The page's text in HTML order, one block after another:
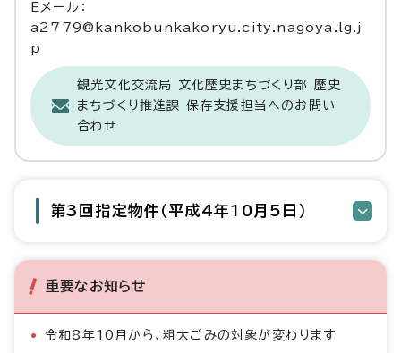
Eメール：
a2779@kankobunkakoryu.city.nagoya.lg.j
p
観光文化交流局 文化歴史まちづくり部 歴史
まちづくり推進課 保存支援担当へのお問い
合わせ
第3回指定物件（平成4年10月5日）
重要なお知らせ
令和8年10月から、粗大ごみの対象が変わります